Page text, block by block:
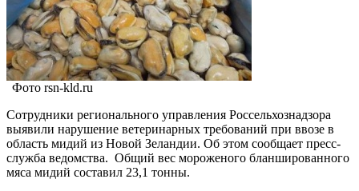
Фото rsn-kld.ru
Сотрудники регионального управления Россельхознадзора
выявили нарушение ветеринарных требований при ввозе в
область мидий из Новой Зеландии. Об этом сообщает пресс-
служба ведомства. Общий вес мороженого бланшированного
мяса мидий составил 23,1 тонны.